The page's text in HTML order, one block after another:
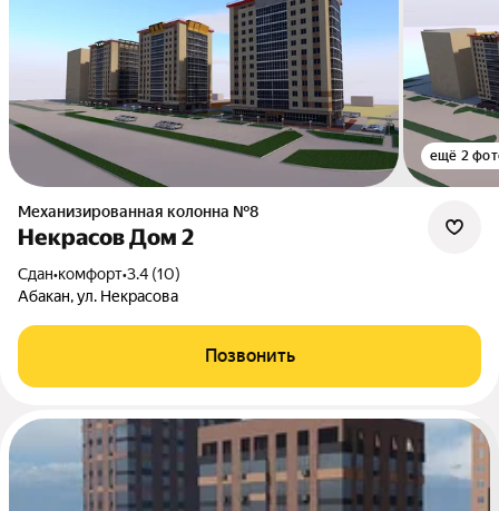
ещё 2
Механизированная колонна №8
Некрасов Дом 2
Сдан•комфорт•3.4 (10)
Абакан, ул. Некрасова
Позвонить